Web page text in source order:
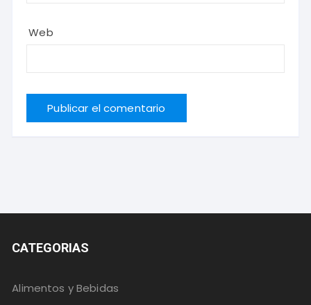
Web
CATEGORIAS
Alimentos y Bebidas